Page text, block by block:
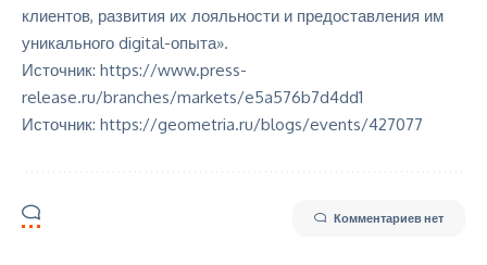
клиентов, развития их лояльности и предоставления им
уникального digital-опыта».
Источник: https://www.press-
release.ru/branches/markets/e5a576b7d4dd1
Источник: https://geometria.ru/blogs/events/427077
Комментариев нет